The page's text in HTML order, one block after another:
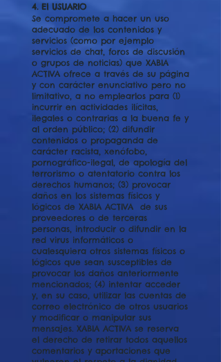
4. El USUARIO
Se compromete a hacer un uso
adecuado de los contenidos y
servicios (como por ejemplo
servicios de chat, foros de discusión
o grupos de noticias) que XABIA
ACTIVA ofrece a través de su página
y con carácter enunciativo pero no
limitativo, a no emplearlos para (1)
incurrir en actividades ilícitas,
ilegales o contrarias a la buena fe y
al orden público; (2) difundir
contenidos o propaganda de
carácter racista, xenófobo,
pornográfico-ilegal, de apología del
terrorismo o atentatorio contra los
derechos humanos; (3) provocar
daños en los sistemas físicos y
lógicos de XABIA ACTIVA de sus
proveedores o de terceras
personas, introducir o difundir en la
red virus informáticos o
cualesquiera otros sistemas físicos o
lógicos que sean susceptibles de
provocar los daños anteriormente
mencionados; (4) intentar acceder
y, en su caso, utilizar las cuentas de
correo electrónico de otros usuarios
y modificar o manipular sus
mensajes. XABIA ACTIVA se reserva
el derecho de retirar todos aquellos
comentarios y aportaciones que